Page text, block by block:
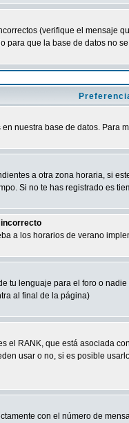
(verifique el mensaje
que la base de datos no
nuestra base de datos. Para
a otra zona horaria, si
Si no te has registrado es
incorrecto
a los horarios de verano
tu lenguaje para el foro o
al final de la página)
RANK, que está asociada
usar o no, si es posible
con el número de